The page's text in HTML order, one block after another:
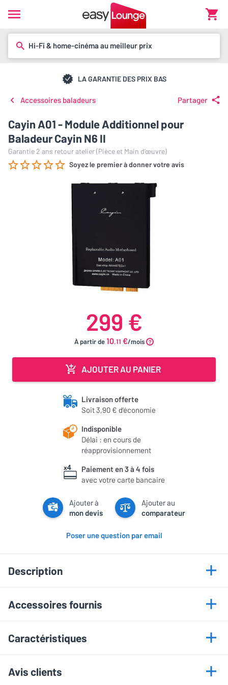
Hi-Fi & home-cinéma au meilleur prix
LA GARANTIE DES PRIX BAS
Accessoires baladeurs Partager
Cayin A01 - Module Additionnel pour
Baladeur Cayin N6 II
Garantie 2 ans retour atelier (Pièce et Main d’œuvre)
Soyez le premier à donner votre avis
299 €
À partir de10.11 €/mois
AJOUTER AU PANIER
Livraison offerte
Soit 3,90 € d'économie
Indisponible
Délai : en cours de
réapprovisionnement
Paiement en 3 à 4 fois
avec votre carte bancaire
Ajouter à
mon devis
Ajouter au
comparateur
Poser une question par email
Description
Points forts
sorties symétriques et asymétriques
Forte puissance de sortie
Accessoires fournis
• Guide d'installation
• Tournevis de montage
Caractéristiques
Informations générales
Avis clients